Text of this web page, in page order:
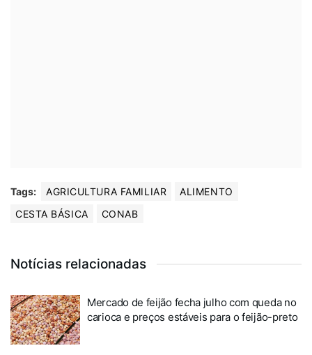
Tags: AGRICULTURA FAMILIAR
ALIMENTO
CESTA BÁSICA
CONAB
Notícias relacionadas
Mercado de feijão fecha julho com queda no
carioca e preços estáveis para o feijão-preto